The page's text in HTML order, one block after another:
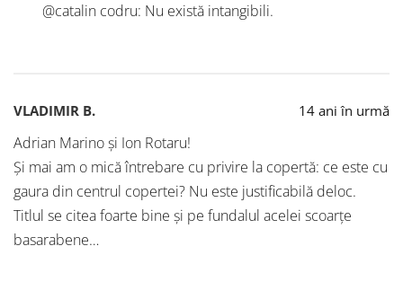
@catalin codru: Nu există intangibili.
VLADIMIR B. 14 ani în urmă
Adrian Marino şi Ion Rotaru!
Şi mai am o mică întrebare cu privire la copertă: ce este cu
gaura din centrul copertei? Nu este justificabilă deloc.
Titlul se citea foarte bine şi pe fundalul acelei scoarţe
basarabene…